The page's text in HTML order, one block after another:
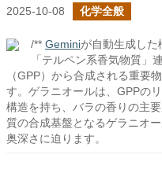
2025-10-08 化学全般
/** Geminiが自動生成した
「テルペン系香気物質」
（GPP）から合成される重要
す。ゲラニオールは、GPPの
構造を持ち、バラの香りの主
質の合成基盤となるゲラニオ
奥深さに迫ります。